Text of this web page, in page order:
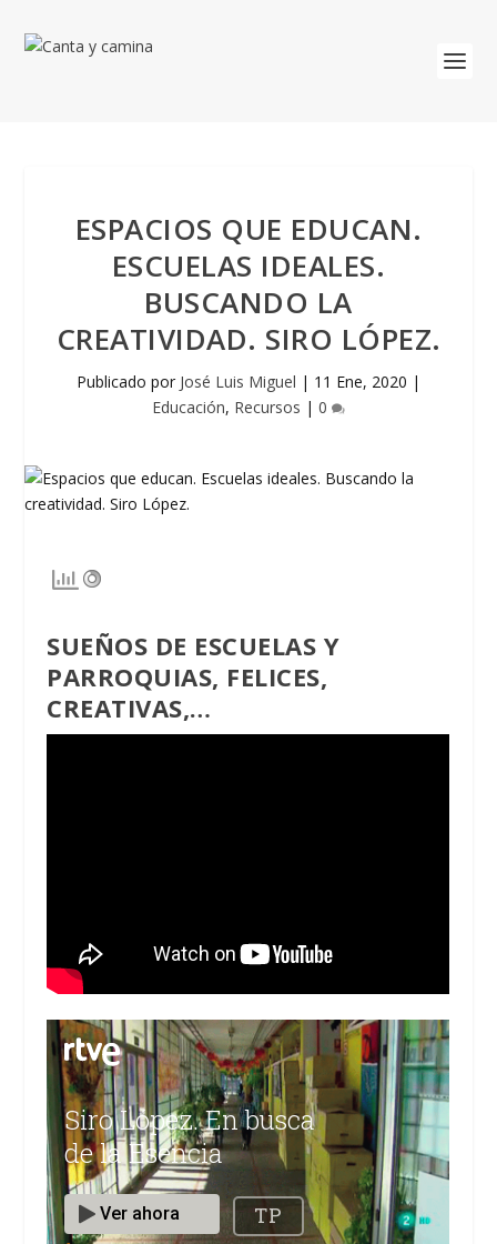
ESPACIOS QUE EDUCAN.
ESCUELAS IDEALES.
BUSCANDO LA
CREATIVIDAD. SIRO LÓPEZ.
Publicado por José Luis Miguel | 11 Ene, 2020 |
Educación, Recursos | 0
SUEÑOS DE ESCUELAS Y
PARROQUIAS, FELICES,
CREATIVAS,…